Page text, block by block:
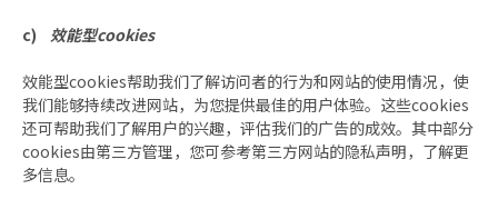
c) 效能型cookies
效能型cookies帮助我们了解访问者的行为和网站的使用情况，使
我们能够持续改进网站，为您提供最佳的用户体验。这些cookies
还可帮助我们了解用户的兴趣，评估我们的广告的成效。其中部分
cookies由第三方管理，您可参考第三方网站的隐私声明，了解更
多信息。